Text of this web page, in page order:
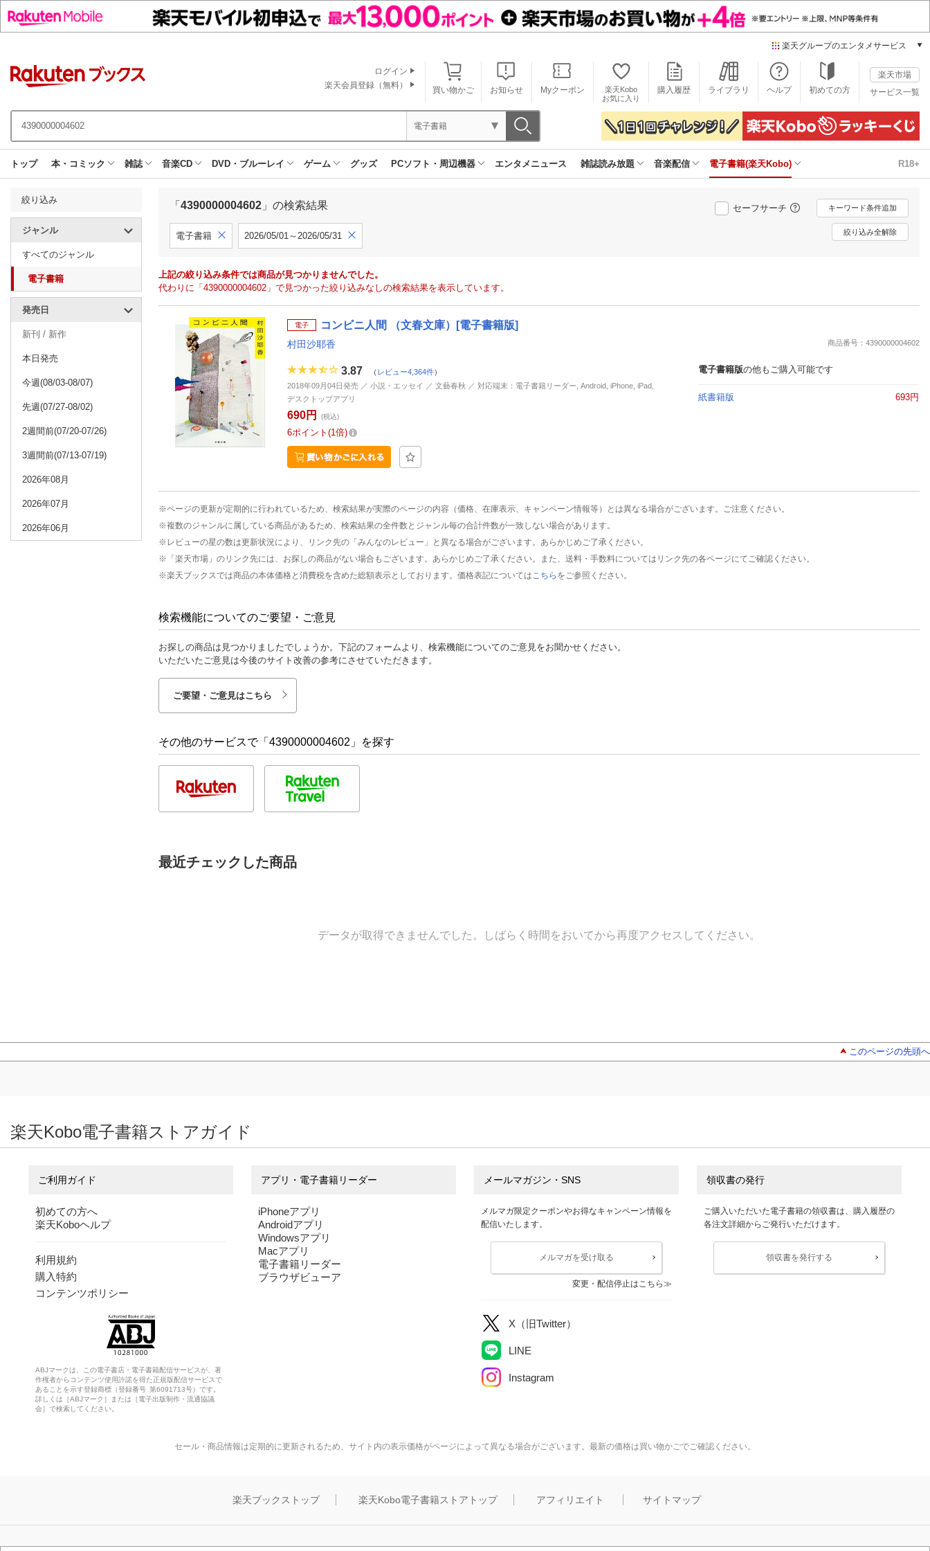
楽天グループのエンタメサービス
本/ゲーム/CD/DVD
楽天ブックス
電子書籍
楽天Kobo
雑誌読み放題
楽天ミュージック
動画配信
楽天TV
動画配信ガイド
推し楽
買い物かご お知らせ Myクーポン
楽天Kobo
お気に入り
購入履歴 ライブラリ ヘルプ 初めての方
楽天市場
サービス一覧
ログイン
楽天会員登録（無料）
電子書籍
トップ 本・コミック 雑誌 音楽CD DVD・ブルーレイ ゲーム グッズ PCソフト・周辺機器 エンタメニュース 雑誌読み放題 音楽配信 電子書籍(楽天Kobo) R18+
絞り込み
ジャンル
すべてのジャンル
電子書籍
発売日
新刊 / 新作
本日発売
今週(08/03-08/07)
先週(07/27-08/02)
2週間前(07/20-07/26)
3週間前(07/13-07/19)
2026年08月
2026年07月
2026年06月
「 4390000004602 」の検索結果 セーフサーチ キーワード条件追加
電子書籍 2026/05/01～2026/05/31 絞り込み全解除
上記の絞り込み条件では商品が見つかりませんでした。
代わりに「4390000004602」で見つかった絞り込みなしの検索結果を表示しています。
電子 コンビニ人間 （文春文庫）[電子書籍版]
村田沙耶香 商品番号：4390000004602
3.87 （ レビュー4,364件）
2018年09月04日発売 ／ 小説・エッセイ ／ 文藝春秋 ／ 対応端末：電子書籍リーダー, Android, iPhone, iPad,
デスクトップアプリ
690円 (税込)
6ポイント 1倍
電子書籍版の他もご購入可能です
紙書籍版 693円
※ページの更新が定期的に行われているため、検索結果が実際のページの内容（価格、在庫表示、キャンペーン情報等）とは異なる場合がございます。ご注意ください。
※複数のジャンルに属している商品があるため、検索結果の全件数とジャンル毎の合計件数が一致しない場合があります。
※レビューの星の数は更新状況により、リンク先の「みんなのレビュー」と異なる場合がございます。あらかじめご了承ください。
※「楽天市場」のリンク先には、お探しの商品がない場合もございます。あらかじめご了承ください。また、送料・手数料についてはリンク先の各ページにてご確認ください。
※楽天ブックスでは商品の本体価格と消費税を含めた総額表示としております。価格表記については こちら をご参照ください。
検索機能についてのご要望・ご意見
お探しの商品は見つかりましたでしょうか。下記のフォームより、検索機能についてのご意見をお聞かせください。
いただいたご意見は今後のサイト改善の参考にさせていただきます。
ご要望・ご意見はこちら
その他のサービスで「4390000004602」を探す
最近チェックした商品
データが取得できませんでした。しばらく時間をおいてから再度アクセスしてください。
このページの先頭へ
楽天Kobo電子書籍ストアガイド
ご利用ガイド
初めての方へ
楽天Koboヘルプ
利用規約
購入特約
コンテンツポリシー
ABJマークは、この電子書店・電子書籍配信サービスが、著
作権者からコンテンツ使用許諾を得た正規版配信サービスで
あることを示す登録商標（登録番号 第6091713号）です。
詳しくは［ABJマーク］または［電子出版制作・流通協議
会］で検索してください。
アプリ・電子書籍リーダー
iPhoneアプリ
Androidアプリ
Windowsアプリ
Macアプリ
電子書籍リーダー
ブラウザビューア
メールマガジン・SNS
メルマガ限定クーポンやお得なキャンペーン情報を
配信いたします。
メルマガを受け取る
変更・配信停止はこちら
X（旧Twitter）
LINE
Instagram
領収書の発行
ご購入いただいた電子書籍の領収書は、購入履歴の
各注文詳細からご発行いただけます。
領収書を発行する
セール・商品情報は定期的に更新されるため、サイト内の表示価格がページによって異なる場合がございます。最新の価格は買い物かごでご確認ください。
楽天ブックストップ 楽天Kobo電子書籍ストアトップ アフィリエイト サイトマップ